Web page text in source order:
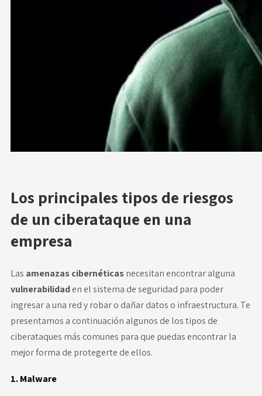
Los principales tipos de riesgos
de un ciberataque en una
empresa
Las amenazas cibernéticasnecesitan encontrar alguna
vulnerabilidaden el sistema de seguridad para poder
ingresar a una red y robar o dañar datos o infraestructura. Te
presentamos a continuación algunos de los tipos de
ciberataques más comunes para que puedas encontrar la
mejor forma de protegerte de ellos.
1. Malware